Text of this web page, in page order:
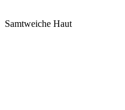
Samtweiche Haut